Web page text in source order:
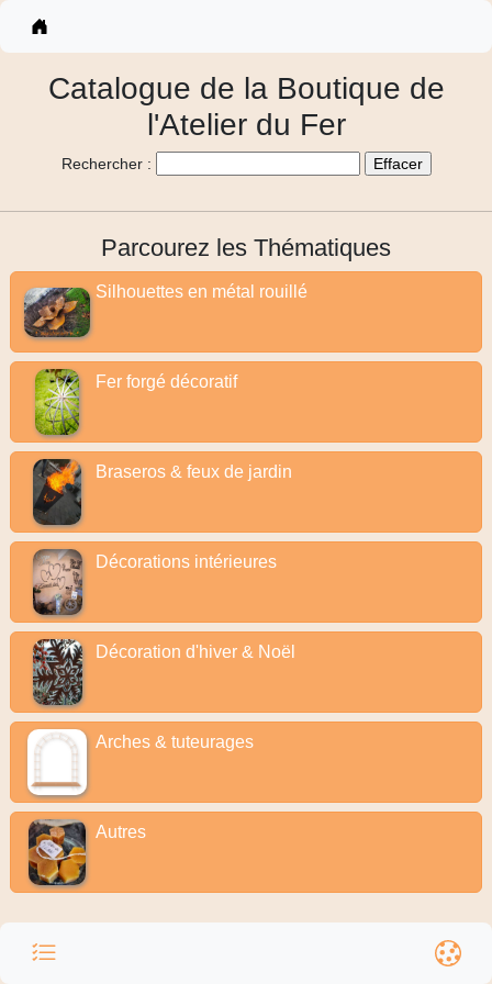
Catalogue de la Boutique de
l'Atelier du Fer
Rechercher :
Parcourez les Thématiques
Silhouettes en métal rouillé
Fer forgé décoratif
Braseros & feux de jardin
Décorations intérieures
Décoration d'hiver & Noël
Arches & tuteurages
Autres